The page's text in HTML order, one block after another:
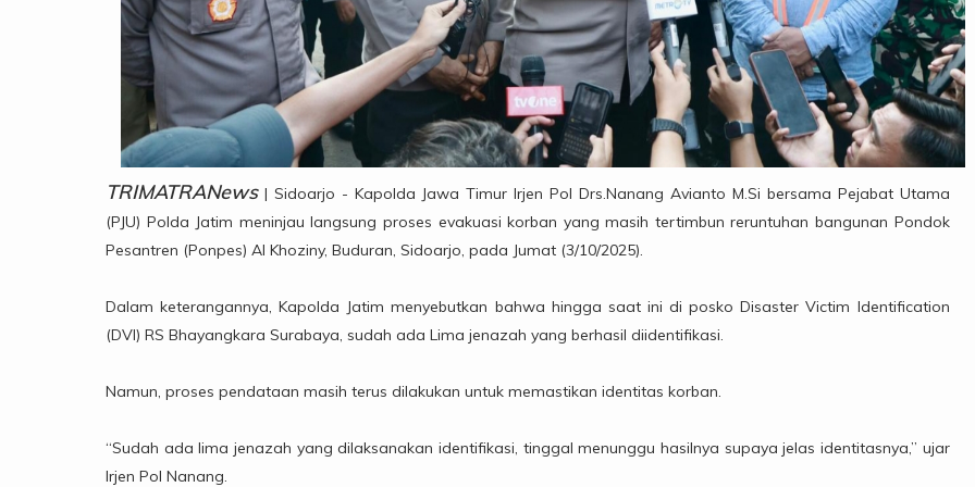
TRIMATRANews| Sidoarjo - Kapolda Jawa Timur Irjen Pol Drs.Nanang Avianto M.Si bersama Pejabat Utama
(PJU) Polda Jatim meninjau langsung proses evakuasi korban yang masih tertimbun reruntuhan bangunan Pondok
Pesantren (Ponpes) Al Khoziny, Buduran, Sidoarjo, pada Jumat (3/10/2025).
Dalam keterangannya, Kapolda Jatim menyebutkan bahwa hingga saat ini di posko Disaster Victim Identification
(DVI) RS Bhayangkara Surabaya, sudah ada Lima jenazah yang berhasil diidentifikasi.
Namun, proses pendataan masih terus dilakukan untuk memastikan identitas korban.
“Sudah ada lima jenazah yang dilaksanakan identifikasi, tinggal menunggu hasilnya supaya jelas identitasnya,” ujar
Irjen Pol Nanang.